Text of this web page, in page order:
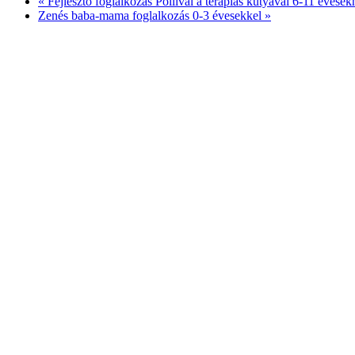
Zenés baba-mama foglalkozás 0-3 évesekkel »